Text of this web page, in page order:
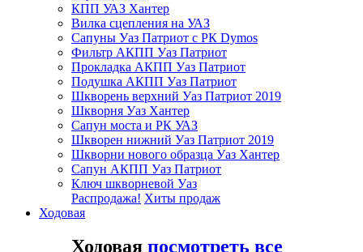
КПП УАЗ Хантер
Вилка сцепления на УАЗ
Сапуны Уаз Патриот с РК Dymos
Фильтр АКПП Уаз Патриот
Прокладка АКПП Уаз Патриот
Подушка АКПП Уаз Патриот
Шкворень верхний Уаз Патриот 2019
Шкворня Уаз Хантер
Сапун моста и РК УАЗ
Шкворен нижний Уаз Патриот 2019
Шкворни нового образца Уаз Хантер
Сапун АКПП Уаз Патриот
Ключ шкворневой Уаз
Распродажа! Хиты продаж
Ходовая
Ходовая посмотреть все